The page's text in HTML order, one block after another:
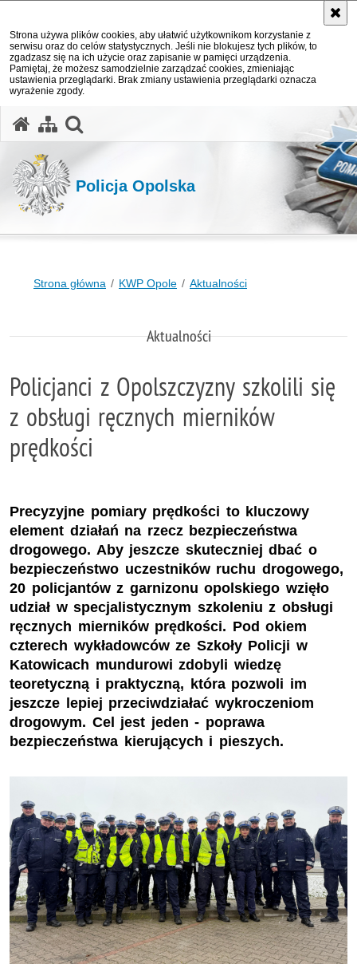
Strona używa plików cookies, aby ułatwić użytkownikom korzystanie z
serwisu oraz do celów statystycznych. Jeśli nie blokujesz tych plików, to
zgadzasz się na ich użycie oraz zapisanie w pamięci urządzenia.
Pamiętaj, że możesz samodzielnie zarządzać cookies, zmieniając
ustawienia przeglądarki. Brak zmiany ustawienia przeglądarki oznacza
wyrażenie zgody.
Policja Opolska
Strona główna KWP Opole Aktualności
Aktualności
Policjanci z Opolszczyzny szkolili się
z obsługi ręcznych mierników
prędkości
Precyzyjne pomiary prędkości to kluczowy
element działań na rzecz bezpieczeństwa
drogowego. Aby jeszcze skuteczniej dbać o
bezpieczeństwo uczestników ruchu drogowego,
20 policjantów z garnizonu opolskiego wzięło
udział w specjalistycznym szkoleniu z obsługi
ręcznych mierników prędkości. Pod okiem
czterech wykładowców ze Szkoły Policji w
Katowicach mundurowi zdobyli wiedzę
teoretyczną i praktyczną, która pozwoli im
jeszcze lepiej przeciwdziałać wykroczeniom
drogowym. Cel jest jeden - poprawa
bezpieczeństwa kierujących i pieszych.